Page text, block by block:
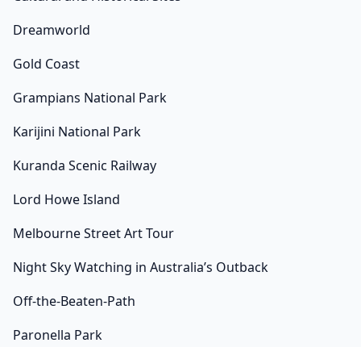
จากความต้องการที่เพิ่มขึ้นเพียงเล็กน้อยในช่วงวันหยุดตรุษ
ของจีนหดตัวมากกว่าที่คาดไว้ในเดือนมีนาคม ขณะที่อัตรา
เงินเฟ้อดัชนีราคาผู้ผลิต (PPI) ยังคงลดลง…
Dreamworld
Gold Coast
Grampians National Park
Karijini National Park
Kuranda Scenic Railway
Lord Howe Island
Melbourne Street Art Tour
Night Sky Watching in Australia’s Outback
Off-the-Beaten-Path
Paronella Park